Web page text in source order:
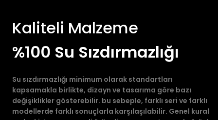
Kaliteli Malzeme
%100 Su Sızdırmazlığı
Su sızdırmazlığı minimum olarak standartları
kapsamakla birlikte, dizayn ve tasarıma göre bazı
değişiklikler gösterebilir. bu sebeple, farklı seri ve farklı
modellerde farklı sonuçlarla karşılaşılabilir. Genel kural